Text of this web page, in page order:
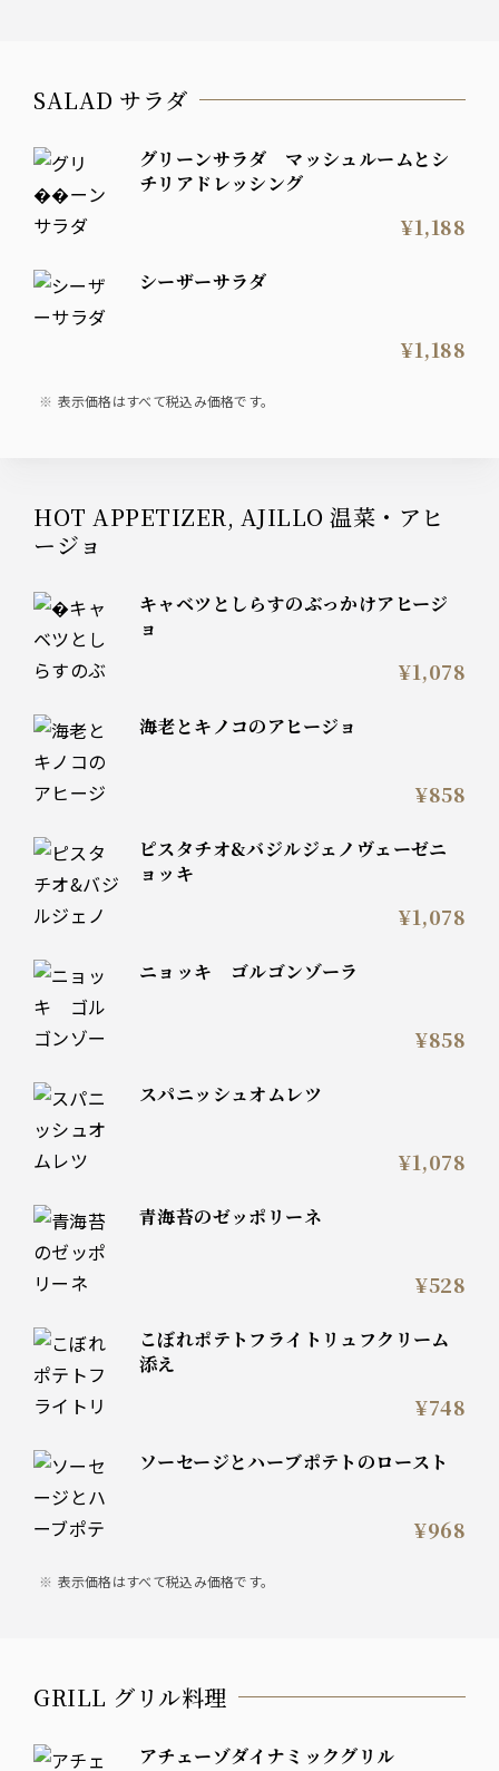
SALAD サラダ
グリーンサラダ マッシュルームとシ
チリアドレッシング
¥1,188
シーザーサラダ
¥1,188
表示価格はすべて税込み価格です。
HOT APPETIZER, AJILLO 温菜・アヒ
ージョ
キャベツとしらすのぶっかけアヒージ
ョ
¥1,078
海老とキノコのアヒージョ
¥858
ピスタチオ&バジルジェノヴェーゼニ
ョッキ
¥1,078
ニョッキ ゴルゴンゾーラ
¥858
スパニッシュオムレツ
¥1,078
青海苔のゼッポリーネ
¥528
こぼれポテトフライトリュフクリーム
添え
¥748
ソーセージとハーブポテトのロースト
¥968
表示価格はすべて税込み価格です。
GRILL グリル料理
アチェーゾダイナミックグリル